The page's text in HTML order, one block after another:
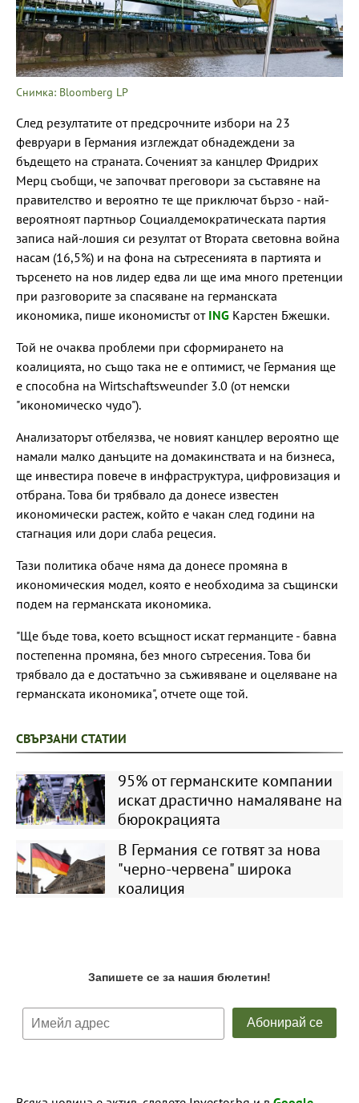
Снимка: Bloomberg LP
След резултатите от предсрочните избори на 23
февруари в Германия изглеждат обнадеждени за
бъдещето на страната. Соченият за канцлер Фридрих
Мерц съобщи, че започват преговори за съставяне на
правителство и вероятно те ще приключат бързо - най-
вероятноят партньор Социалдемократическата партия
записа най-лошия си резултат от Втората световна война
насам (16,5%) и на фона на сътресенията в партията и
търсенето на нов лидер едва ли ще има много претенции
при разговорите за спасяване на германската
икономика, пише икономистът от ING Карстен Бжешки.
Той не очаква проблеми при сформирането на
коалицията, но също така не е оптимист, че Германия ще
е способна на Wirtschaftsweunder 3.0 (от немски
"икономическо чудо").
Анализаторът отбелязва, че новият канцлер вероятно ще
намали малко данъците на домакинствата и на бизнеса,
ще инвестира повече в инфраструктура, цифровизация и
отбрана. Това би трябвало да донесе известен
икономически растеж, който е чакан след години на
стагнация или дори слаба рецесия.
Тази политика обаче няма да донесе промяна в
икономическия модел, която е необходима за същински
подем на германската икономика.
"Ще бъде това, което всъщност искат германците - бавна
постепенна промяна, без много сътресения. Това би
трябвало да е достатъчно за съживяване и оцеляване на
германската икономика", отчете още той.
СВЪРЗАНИ СТАТИИ
95% от германските компании
искат драстично намаляване на
бюрокрацията
В Германия се готвят за нова
"черно-червена" широка
коалиция